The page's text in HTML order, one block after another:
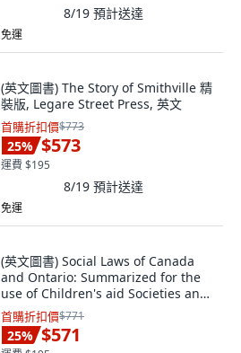
8/19 預計送達
免運
(英文圖書) The Story of Smithville 精
裝版, Legare Street Press, 英文
首購折扣價$773
25% $573
運費 $195
8/19 預計送達
免運
(英文圖書) Social Laws of Canada
and Ontario: Summarized for the
use of Children's aid Societies and
Soc... 精裝版, Legare Street Press,
英文
首購折扣價$771
25% $571